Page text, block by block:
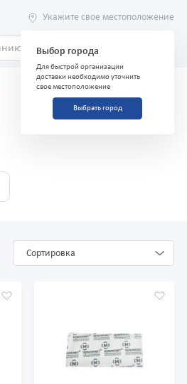
Укажите свое местоположение
Выбор города
Для быстрой организации
доставки необходимо уточнить
свое местоположение
Выбрать город
Сортировка